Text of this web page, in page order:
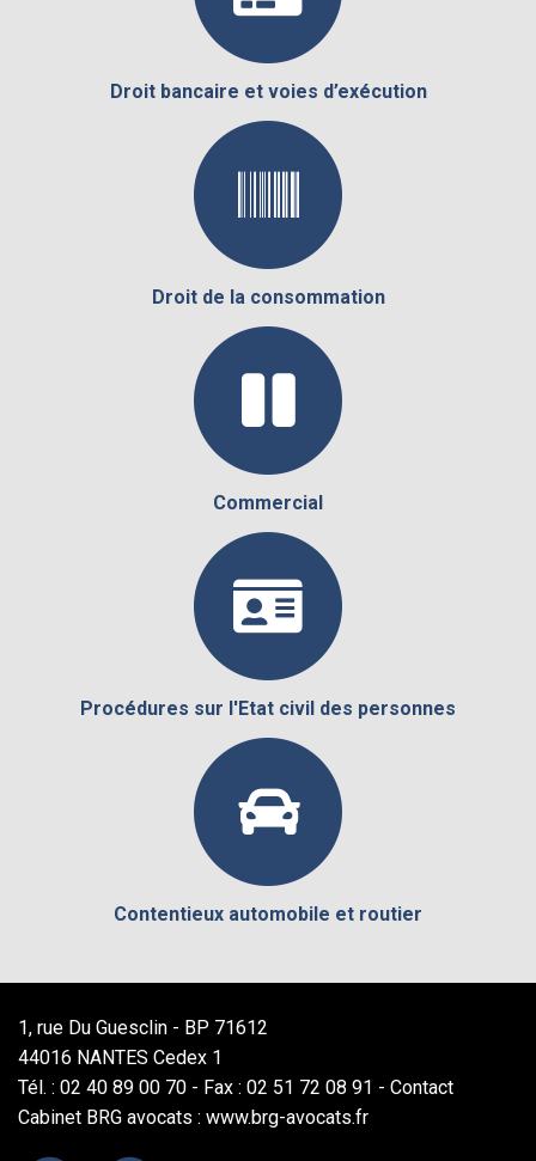
Droit bancaire et voies d’exécution
Droit de la consommation
Commercial
Procédures sur l'Etat civil des personnes
Contentieux automobile et routier
1, rue Du Guesclin - BP 71612
44016 NANTES Cedex 1
Tél. : 02 40 89 00 70 - Fax : 02 51 72 08 91 - Contact
Cabinet BRG avocats : www.brg-avocats.fr